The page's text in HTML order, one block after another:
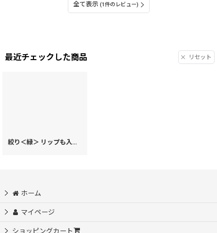
全て表示 (1件のレビュー)
最近チェックした商品 リセット
絞り＜緑＞ リップも入るハートまちの小物入れ
ホーム
マイページ
ショッピングカート